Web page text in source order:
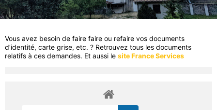
Vous avez besoin de faire faire ou refaire vos documents
d’identité, carte grise, etc. ? Retrouvez tous les documents
relatifs à ces demandes. Et aussi le site France Services